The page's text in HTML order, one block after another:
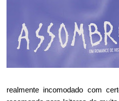
realmente incomodado com